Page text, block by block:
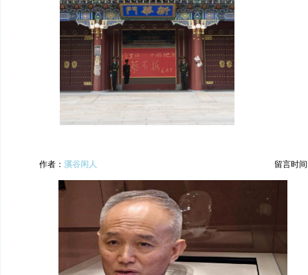
作者： 溪谷闲人 留言时间